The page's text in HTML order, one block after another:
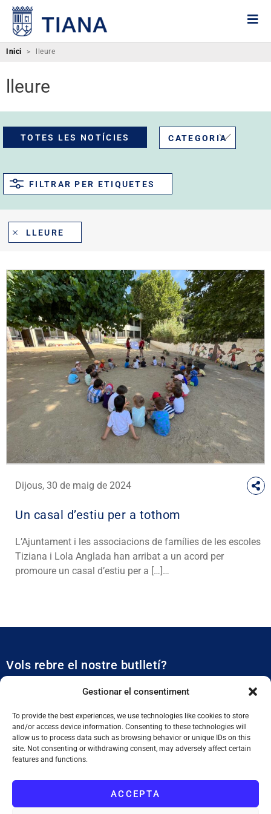
Gestionar el consentiment
To provide the best experiences, we use technologies like cookies to store
and/or access device information. Consenting to these technologies will
allow us to process data such as browsing behavior or unique IDs on this
site. Not consenting or withdrawing consent, may adversely affect certain
features and functions.
ACCEPTA
Inici > lleure
lleure
TOTES LES NOTÍCIES CATEGORIA
FILTRAR PER ETIQUETES
LLEURE
Dijous, 30 de maig de 2024
Un casal d’estiu per a tothom
L’Ajuntament i les associacions de famílies de les escoles
Tiziana i Lola Anglada han arribat a un acord per
promoure un casal d’estiu per a […]…
Vols rebre el nostre butlletí?
He llegit i accepto laPolítica de Privacitat